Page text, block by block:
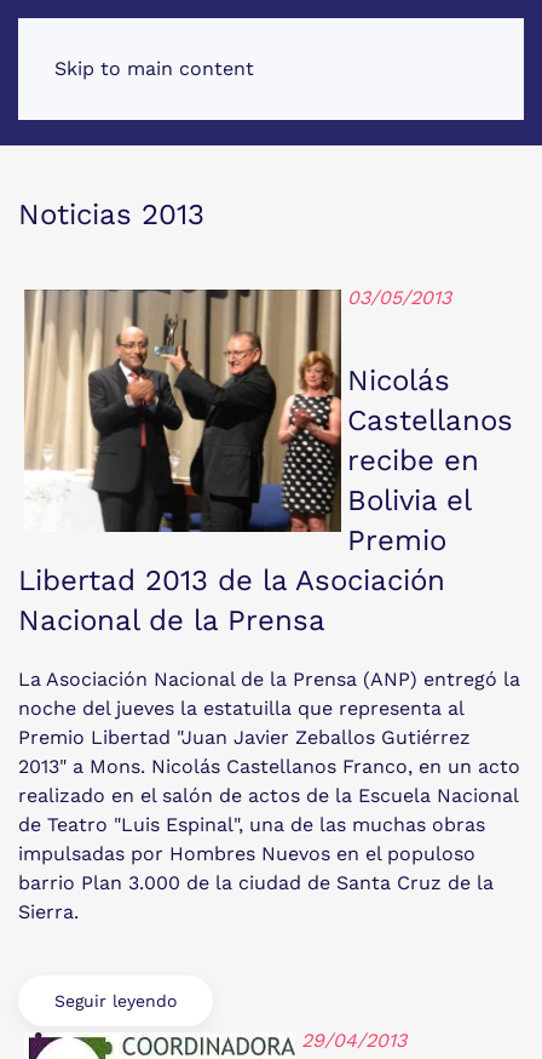
Skip to main content
Noticias 2013
03/05/2013
Nicolás
Castellanos
recibe en
Bolivia el
Premio
Libertad 2013 de la Asociación
Nacional de la Prensa
La Asociación Nacional de la Prensa (ANP) entregó la
noche del jueves la estatuilla que representa al
Premio Libertad "Juan Javier Zeballos Gutiérrez
2013" a Mons. Nicolás Castellanos Franco, en un acto
realizado en el salón de actos de la Escuela Nacional
de Teatro "Luis Espinal", una de las muchas obras
impulsadas por Hombres Nuevos en el populoso
barrio Plan 3.000 de la ciudad de Santa Cruz de la
Sierra.
Seguir leyendo
29/04/2013